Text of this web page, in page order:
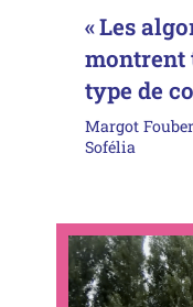
« Les
montrent
type de
Margot
Sofélia